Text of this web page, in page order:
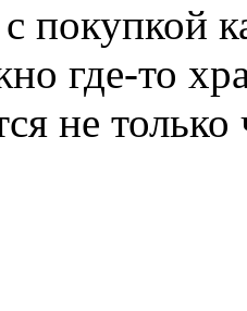
покупкой
где-то
не